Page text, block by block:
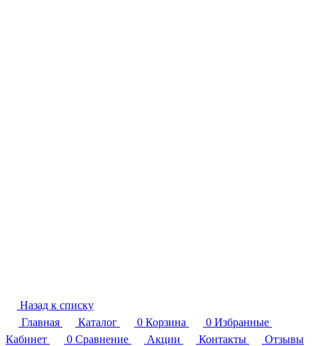
Назад к списку
Главная
Каталог 0 Корзина 0 Избранные
Кабинет
0 Сравнение Акции Контакты
Отзывы